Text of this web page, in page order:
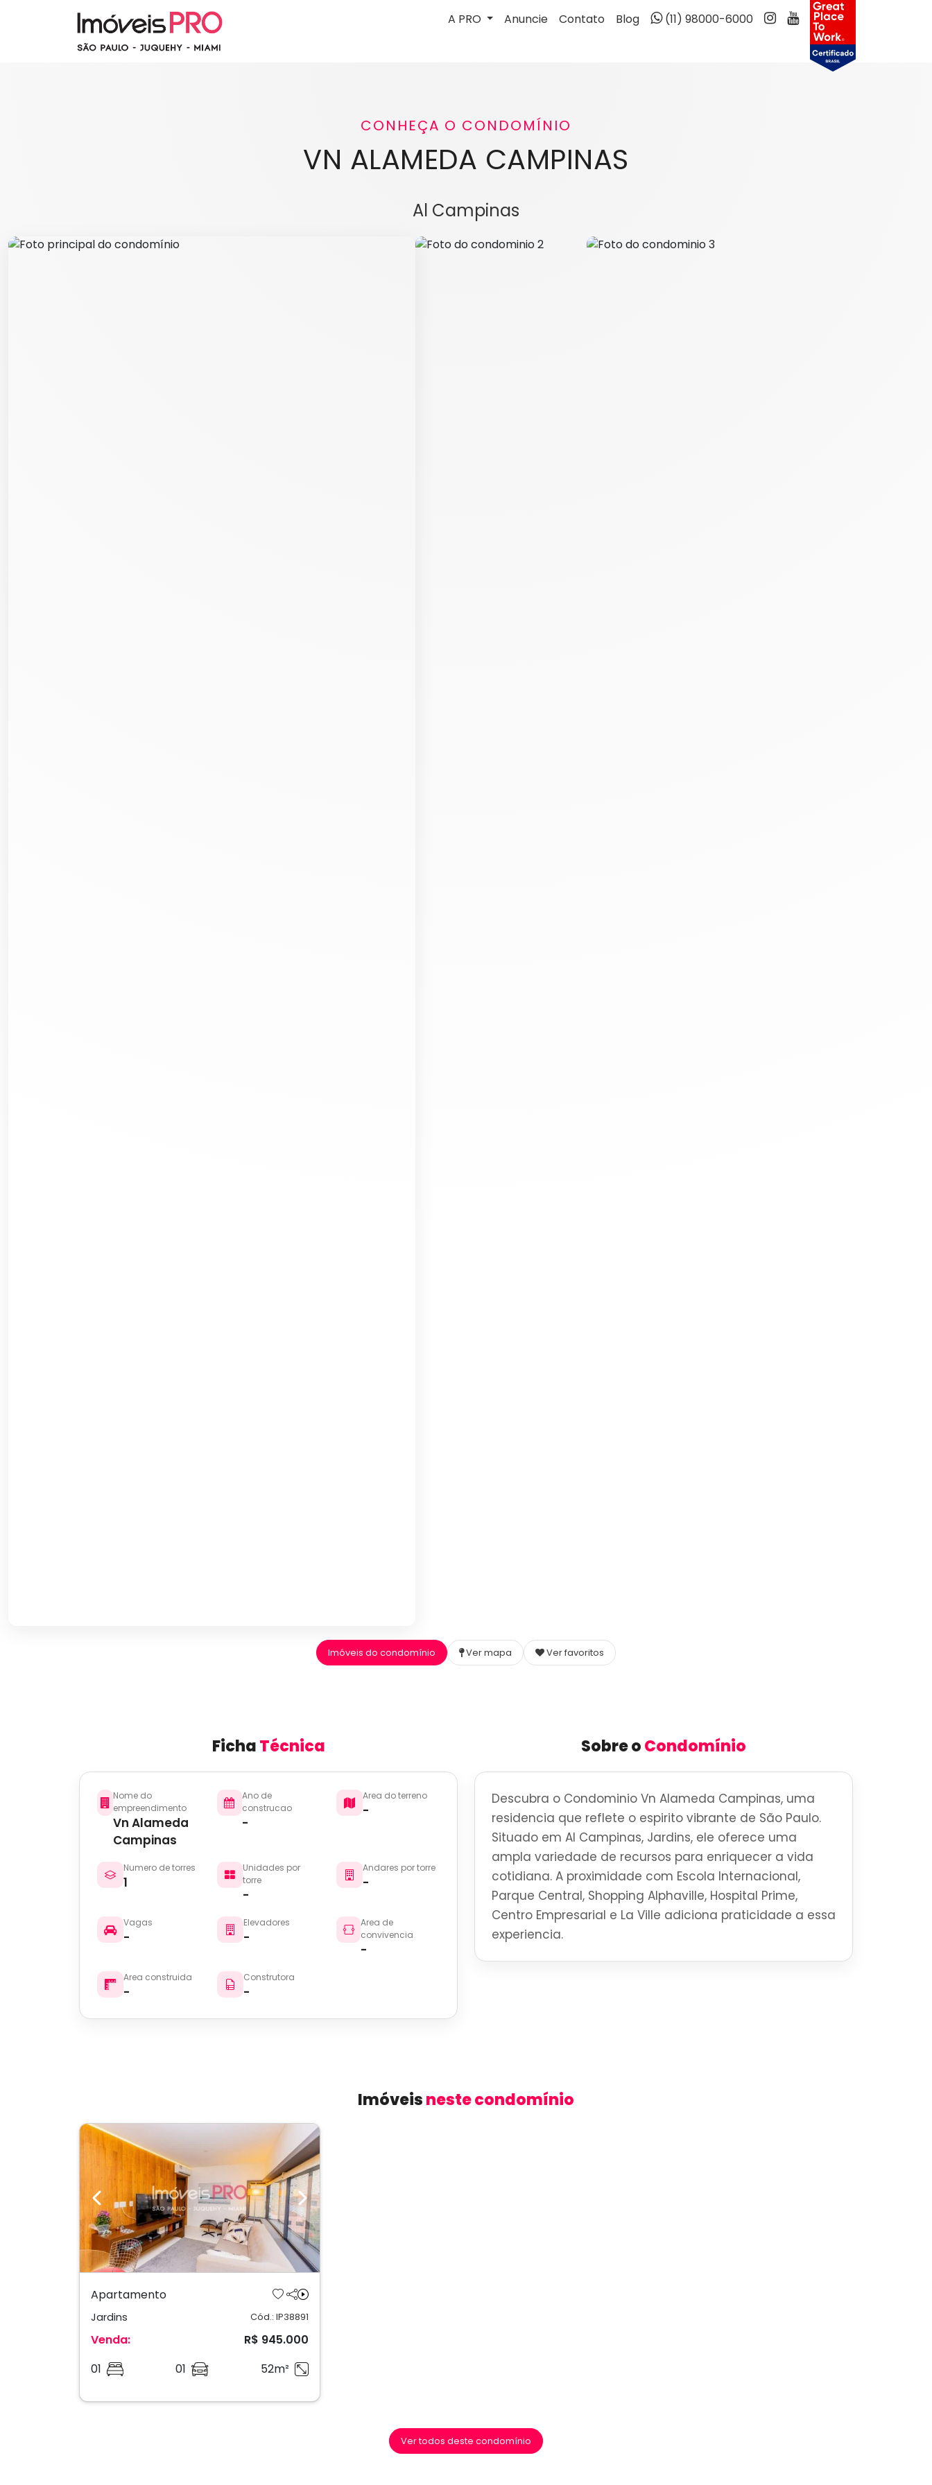
A PRO Anuncie Contato Blog (11) 98000-6000
CONHEÇA O CONDOMÍNIO
VN ALAMEDA CAMPINAS
Al Campinas
Imóveis do condomínio Ver mapa Ver favoritos
FichaTécnica
Nome do
empreendimento
Vn Alameda
Campinas
Ano de
construcao
-
Area do terreno
-
Numero de torres
1
Unidades por
torre
-
Andares por torre
-
Vagas
-
Elevadores
-
Area de
convivencia
-
Area construida
-
Construtora
-
Sobre oCondomínio
Descubra o Condominio Vn Alameda Campinas, uma
residencia que reflete o espirito vibrante de São Paulo.
Situado em Al Campinas, Jardins, ele oferece uma
ampla variedade de recursos para enriquecer a vida
cotidiana. A proximidade com Escola Internacional,
Parque Central, Shopping Alphaville, Hospital Prime,
Centro Empresarial e La Ville adiciona praticidade a essa
experiencia.
Imóveisneste condomínio
Previous Next
Apartamento
Jardins Cód.: IP38891
Venda:
R$ 945.000
01
01 52m²
Ver todos deste condomínio